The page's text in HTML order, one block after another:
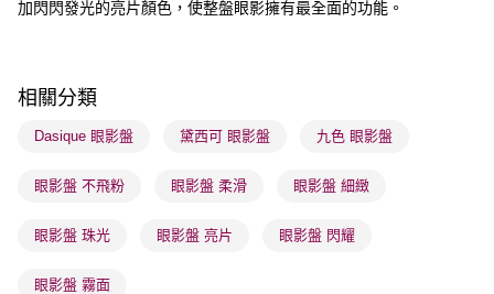
順豐站及營業點 - 確認發貨後1-3個工作天送達
物流公司進行物流配送
每筆HK$65.00，滿HK$300.00或以上免運費
(香港門市) 只顯示可選門市。確認發貨後2-5個工作天到店，3天內
每筆HK$20.00，滿HK$100.00或以上免運費
加閃閃發光的亮片顏色，使整盤眼影擁有最全面的功能。
相關分類
Dasique 眼影盤 黛西可 眼影盤 九色 眼影盤
眼影盤 不飛粉 眼影盤 柔滑 眼影盤 細緻
眼影盤 珠光 眼影盤 亮片 眼影盤 閃耀
眼影盤 霧面